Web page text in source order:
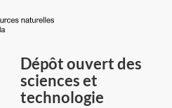
du
Canada
Dépôt ouvert des
sciences et
technologie